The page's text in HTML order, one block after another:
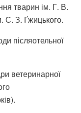
тварин ім. Г. В.
С. З. Ґжицького.
післяотельної
ветеринарної